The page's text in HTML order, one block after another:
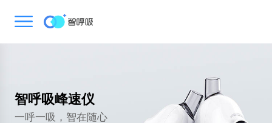
智呼吸峰速仪
一呼一吸，智在随心